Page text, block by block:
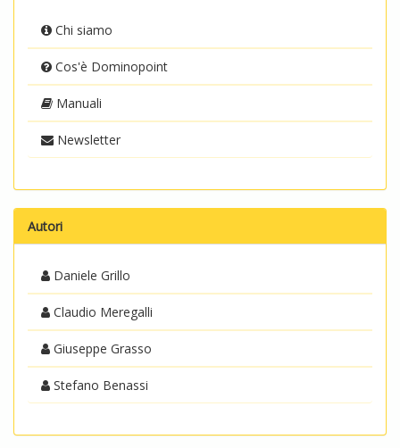
Chi siamo
Cos'è Dominopoint
Manuali
Newsletter
Autori
Daniele Grillo
Claudio Meregalli
Giuseppe Grasso
Stefano Benassi